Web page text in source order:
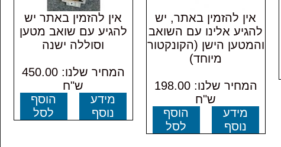
אין להזמין באתר, יש
להגיע אלינו עם השואב
והמטען הישן (הקונקטור
מיוחד)
המחיר שלנו: 198.00
ש"ח
מידע
נוסף
הוסף
לסל
אין להזמין באתר יש
להגיע עם שואב מטען
וסוללה ישנה
המחיר שלנו: 450.00
ש"ח
מידע
נוסף
הוסף
לסל